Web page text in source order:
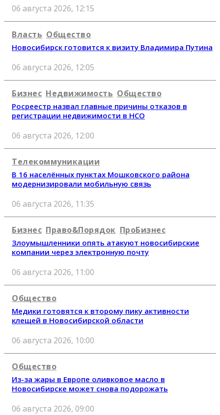
06 августа 2026, 12:15
Власть Общество
Новосибирск готовится к визиту Владимира Путина
06 августа 2026, 12:05
Бизнес Недвижимость Общество
Росреестр назвал главные причины отказов в
регистрации недвижимости в НСО
06 августа 2026, 12:00
Телекоммуникации
В 16 населённых пунктах Мошковского района
модернизировали мобильную связь
06 августа 2026, 11:35
Бизнес Право&Порядок ПроБизнес
Злоумышленники опять атакуют новосибирские
компании через электронную почту
06 августа 2026, 11:00
Общество
Медики готовятся к второму пику активности
клещей в Новосибирской области
06 августа 2026, 10:00
Общество
Из-за жары в Европе оливковое масло в
Новосибирске может снова подорожать
06 августа 2026, 09:00